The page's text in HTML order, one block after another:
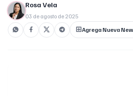
Rosa Vela
03 de agosto de 2025
Agrega Nueva